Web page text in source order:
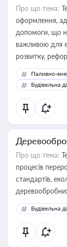
Про що тема:
оформлення,
допомоги, що
важливою для
розвитку,
Паливно-
Будівельна
Про що тема:
процесів
стандартів,
Будівельна